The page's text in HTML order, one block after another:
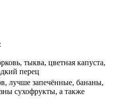
тыква, цветная капуста,
перец
лучше запечённые, бананы,
сухофрукты, а также